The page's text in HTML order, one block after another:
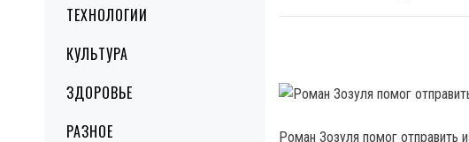
ТЕХНОЛОГИИ
КУЛЬТУРА
ЗДОРОВЬЕ
РАЗНОЕ
Роман Зозуля помог отправить